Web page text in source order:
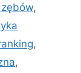
,
,
,